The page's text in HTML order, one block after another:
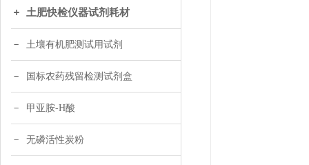
土肥快检仪器试剂耗材
土壤有机肥测试用试剂
国标农药残留检测试剂盒
甲亚胺-H酸
无磷活性炭粉